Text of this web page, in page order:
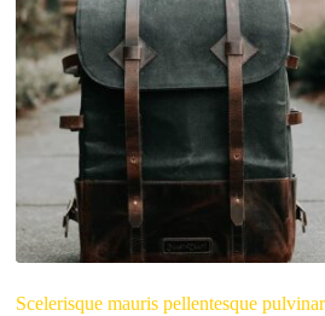
Scelerisque mauris pellentesque pulvinar